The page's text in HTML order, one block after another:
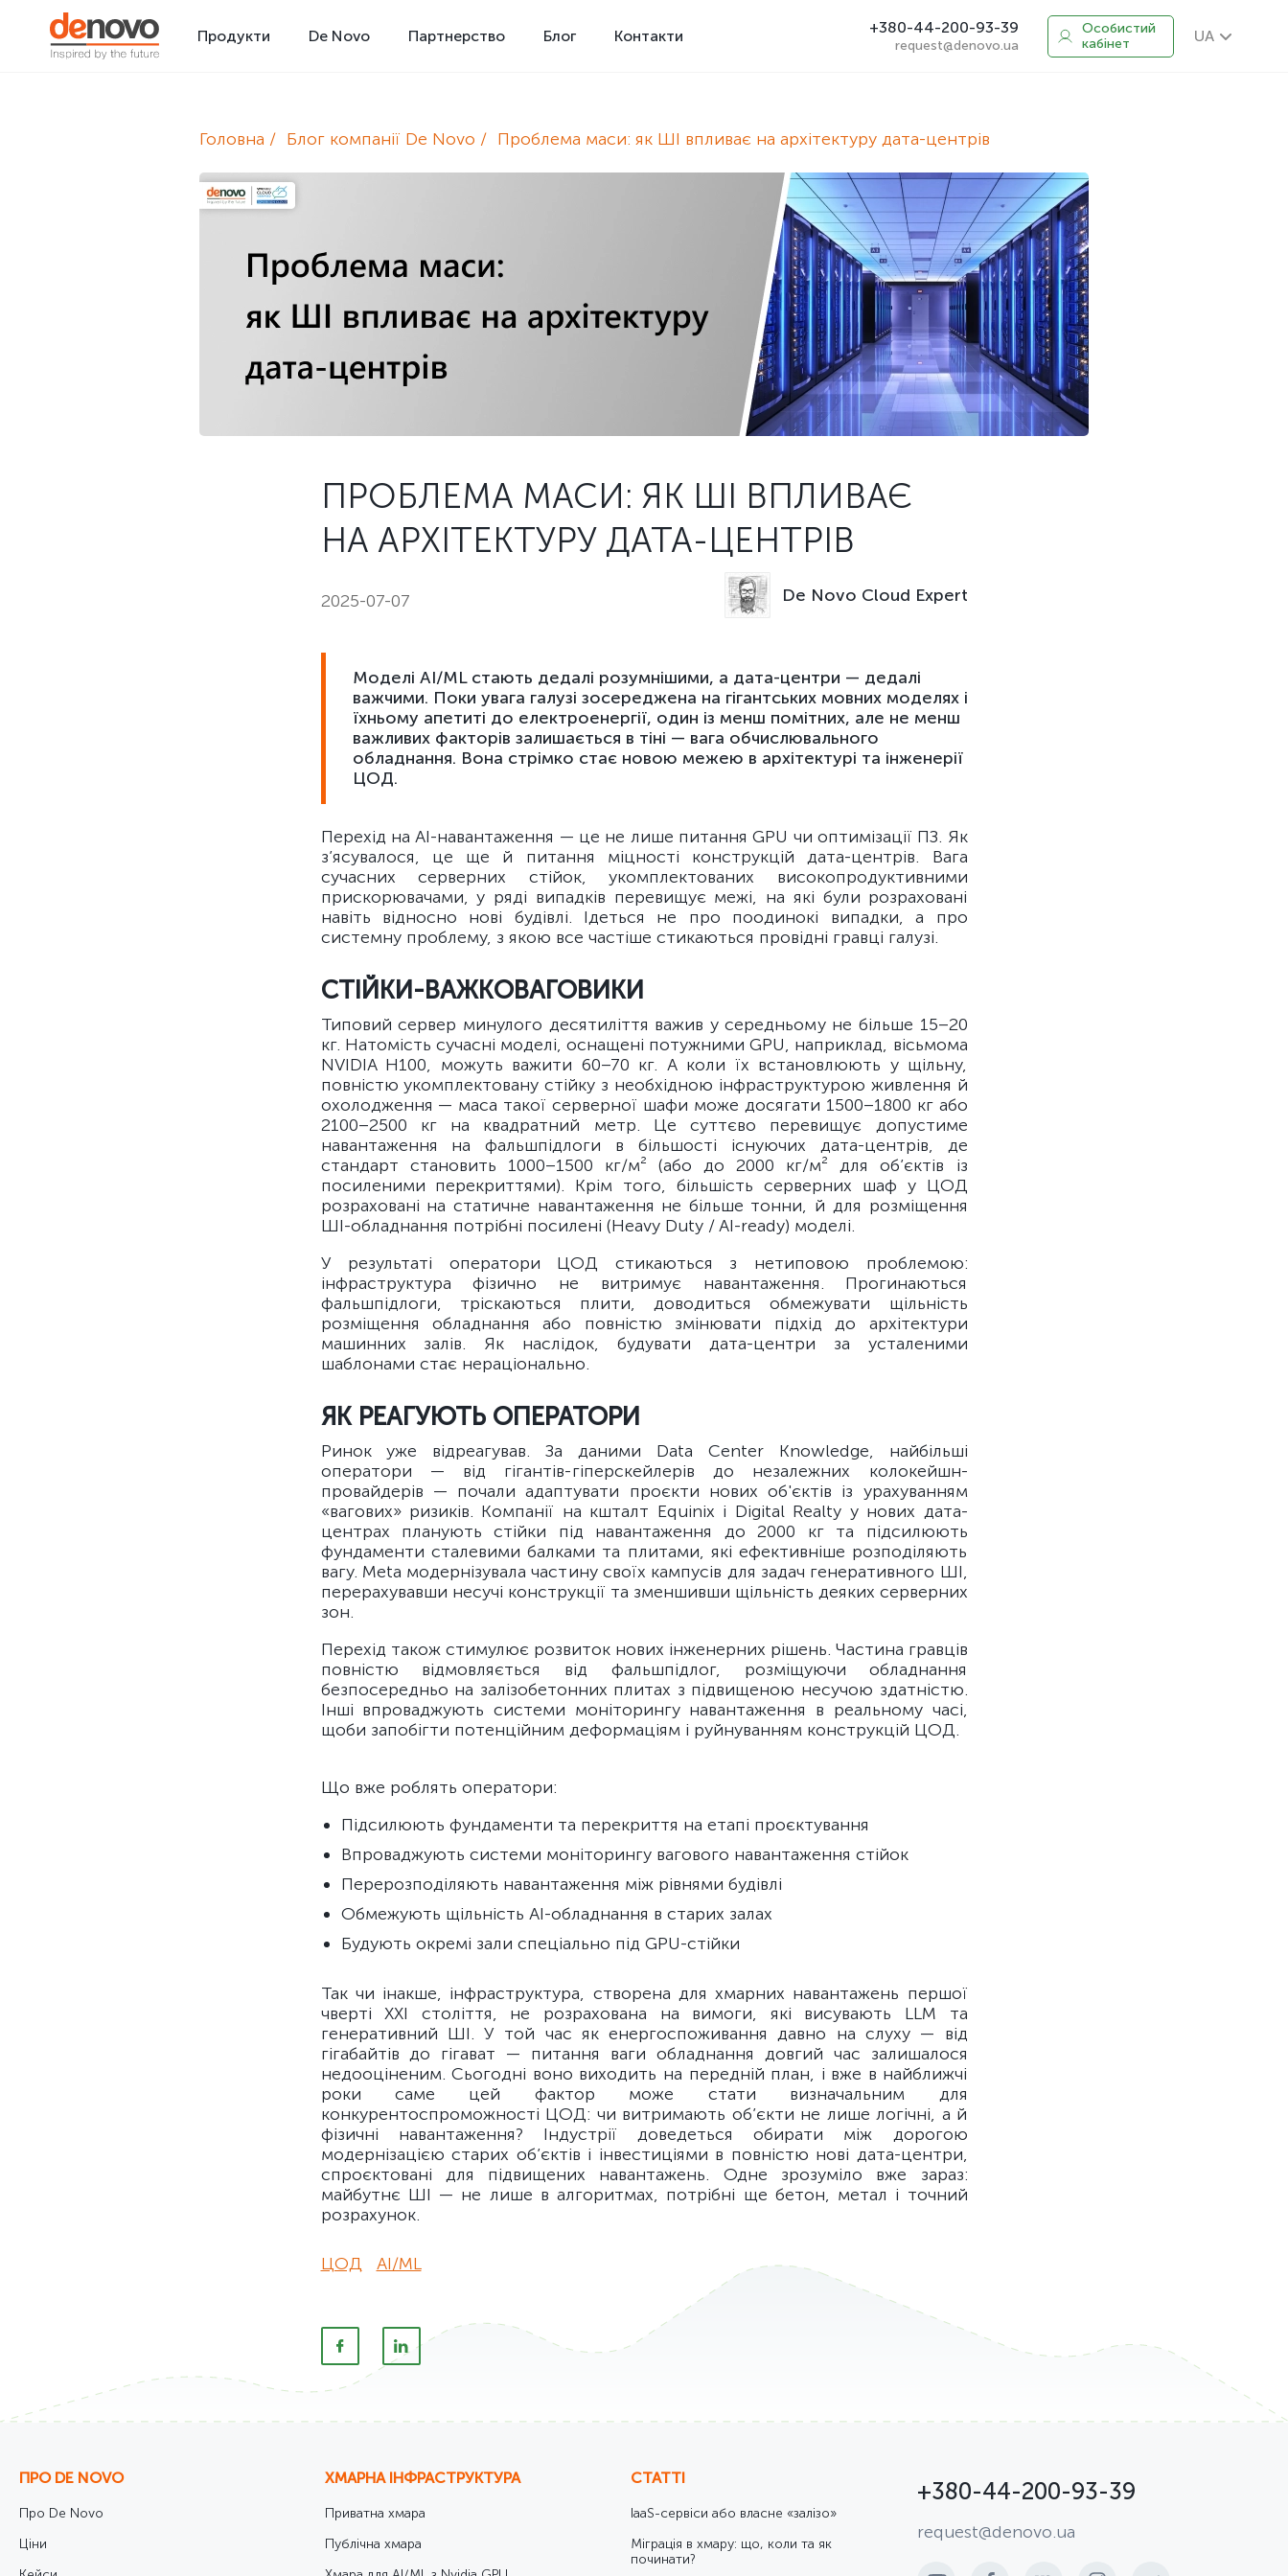
Продукти De Novo Партнерство Блог Контакти +380-44-200-93-39
request@denovo.ua
Особистий
кабінет
UA
Головна Блог компанії De Novo Проблема маси: як ШІ впливає на архітектуру дата-центрів
ПРОБЛЕМА МАСИ: ЯК ШІ ВПЛИВАЄ
НА АРХІТЕКТУРУ ДАТА-ЦЕНТРІВ
2025-07-07 De Novo Cloud Expert
Моделі AI/ML стають дедалі розумнішими, а дата-центри — дедалі
важчими. Поки увага галузі зосереджена на гігантських мовних моделях і
їхньому апетиті до електроенергії, один із менш помітних, але не менш
важливих факторів залишається в тіні — вага обчислювального
обладнання. Вона стрімко стає новою межею в архітектурі та інженерії
ЦОД.
Перехід на AI-навантаження — це не лише питання GPU чи оптимізації ПЗ. Як
з’ясувалося, це ще й питання міцності конструкцій дата-центрів. Вага
сучасних серверних стійок, укомплектованих високопродуктивними
прискорювачами, у ряді випадків перевищує межі, на які були розраховані
навіть відносно нові будівлі. Ідеться не про поодинокі випадки, а про
системну проблему, з якою все частіше стикаються провідні гравці галузі.
СТІЙКИ-ВАЖКОВАГОВИКИ
Типовий сервер минулого десятиліття важив у середньому не більше 15–20
кг. Натомість сучасні моделі, оснащені потужними GPU, наприклад, вісьмома
NVIDIA H100, можуть важити 60–70 кг. А коли їх встановлюють у щільну,
повністю укомплектовану стійку з необхідною інфраструктурою живлення й
охолодження — маса такої серверної шафи може досягати 1500–1800 кг або
2100–2500 кг на квадратний метр. Це суттєво перевищує допустиме
навантаження на фальшпідлоги в більшості існуючих дата-центрів, де
стандарт становить 1000–1500 кг/м² (або до 2000 кг/м² для об’єктів із
посиленими перекриттями). Крім того, більшість серверних шаф у ЦОД
розраховані на статичне навантаження не більше тонни, й для розміщення
ШІ-обладнання потрібні посилені (Heavy Duty / AI-ready) моделі.
У результаті оператори ЦОД стикаються з нетиповою проблемою:
інфраструктура фізично не витримує навантаження. Прогинаються
фальшпідлоги, тріскаються плити, доводиться обмежувати щільність
розміщення обладнання або повністю змінювати підхід до архітектури
машинних залів. Як наслідок, будувати дата-центри за усталеними
шаблонами стає нераціонально.
ЯК РЕАГУЮТЬ ОПЕРАТОРИ
Ринок уже відреагував. За даними Data Center Knowledge, найбільші
оператори — від гігантів-гіперскейлерів до незалежних колокейшн-
провайдерів — почали адаптувати проєкти нових об'єктів із урахуванням
«вагових» ризиків. Компанії на кшталт Equinix і Digital Realty у нових дата-
центрах планують стійки під навантаження до 2000 кг та підсилюють
фундаменти сталевими балками та плитами, які ефективніше розподіляють
вагу. Meta модернізувала частину своїх кампусів для задач генеративного ШІ,
перерахувавши несучі конструкції та зменшивши щільність деяких серверних
зон.
Перехід також стимулює розвиток нових інженерних рішень. Частина гравців
повністю відмовляється від фальшпідлог, розміщуючи обладнання
безпосередньо на залізобетонних плитах з підвищеною несучою здатністю.
Інші впроваджують системи моніторингу навантаження в реальному часі,
щоби запобігти потенційним деформаціям і руйнуванням конструкцій ЦОД.
Що вже роблять оператори:
Підсилюють фундаменти та перекриття на етапі проєктування
Впроваджують системи моніторингу вагового навантаження стійок
Перерозподіляють навантаження між рівнями будівлі
Обмежують щільність AI-обладнання в старих залах
Будують окремі зали спеціально під GPU-стійки
Так чи інакше, інфраструктура, створена для хмарних навантажень першої
чверті XXI століття, не розрахована на вимоги, які висувають LLM та
генеративний ШІ. У той час як енергоспоживання давно на слуху — від
гігабайтів до гігават — питання ваги обладнання довгий час залишалося
недооціненим. Сьогодні воно виходить на передній план, і вже в найближчі
роки саме цей фактор може стати визначальним для
конкурентоспроможності ЦОД: чи витримають об’єкти не лише логічні, а й
фізичні навантаження? Індустрії доведеться обирати між дорогою
модернізацією старих об’єктів і інвестиціями в повністю нові дата-центри,
спроєктовані для підвищених навантажень. Одне зрозуміло вже зараз:
майбутнє ШІ — не лише в алгоритмах, потрібні ще бетон, метал і точний
розрахунок.
ЦОД AI/ML
ПРО DE NOVO
Про De Novo
Ціни
ХМАРНА ІНФРАСТРУКТУРА
Приватна хмара
Публічна хмара
СТАТТІ
IaaS-сервіси або власне «залізо»
Міграція в хмару: що, коли та як
починати?
+380-44-200-93-39
request@denovo.ua